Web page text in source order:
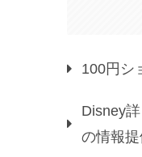
100円シ
Disney
の情報